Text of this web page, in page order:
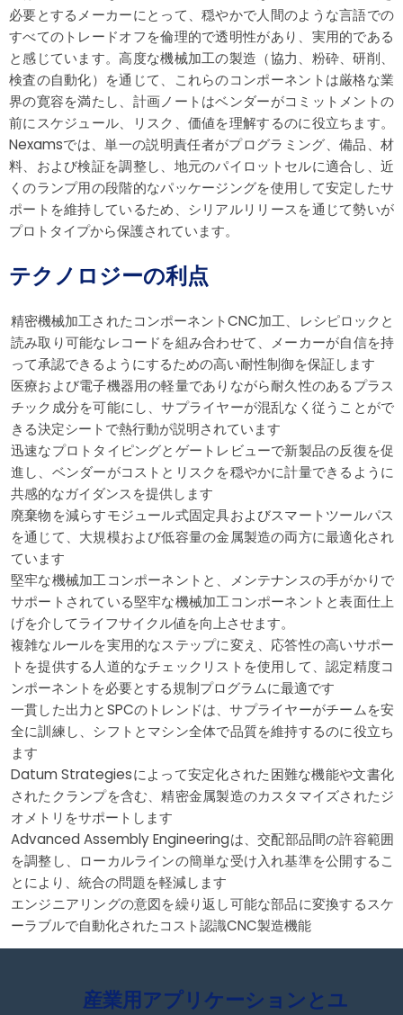
必要とするメーカーにとって、穏やかで人間のような言語での
すべてのトレードオフを倫理的で透明性があり、実用的である
と感じています。高度な機械加工の製造（協力、粉砕、研削、
検査の自動化）を通じて、これらのコンポーネントは厳格な業
界の寛容を満たし、計画ノートはベンダーがコミットメントの
前にスケジュール、リスク、価値を理解するのに役立ちます。
Nexamsでは、単一の説明責任者がプログラミング、備品、材
料、および検証を調整し、地元のパイロットセルに適合し、近
くのランプ用の段階的なパッケージングを使用して安定したサ
ポートを維持しているため、シリアルリリースを通じて勢いが
プロトタイプから保護されています。
テクノロジーの利点
精密機械加工されたコンポーネントCNC加工、レシピロックと
読み取り可能なレコードを組み合わせて、メーカーが自信を持
って承認できるようにするための高い耐性制御を保証します
医療および電子機器用の軽量でありながら耐久性のあるプラス
チック成分を可能にし、サプライヤーが混乱なく従うことがで
きる決定シートで熱行動が説明されています
迅速なプロトタイピングとゲートレビューで新製品の反復を促
進し、ベンダーがコストとリスクを穏やかに計量できるように
共感的なガイダンスを提供します
廃棄物を減らすモジュール式固定具およびスマートツールパス
を通じて、大規模および低容量の金属製造の両方に最適化され
ています
堅牢な機械加工コンポーネントと、メンテナンスの手がかりで
サポートされている堅牢な機械加工コンポーネントと表面仕上
げを介してライフサイクル値を向上させます。
複雑なルールを実用的なステップに変え、応答性の高いサポー
トを提供する人道的なチェックリストを使用して、認定精度コ
ンポーネントを必要とする規制プログラムに最適です
一貫した出力とSPCのトレンドは、サプライヤーがチームを安
全に訓練し、シフトとマシン全体で品質を維持するのに役立ち
ます
Datum Strategiesによって安定化された困難な機能や文書化
されたクランプを含む、精密金属製造のカスタマイズされたジ
オメトリをサポートします
Advanced Assembly Engineeringは、交配部品間の許容範囲
を調整し、ローカルラインの簡単な受け入れ基準を公開するこ
とにより、統合の問題を軽減します
エンジニアリングの意図を繰り返し可能な部品に変換するスケ
ーラブルで自動化されたコスト認識CNC製造機能
産業用アプリケーションとユ